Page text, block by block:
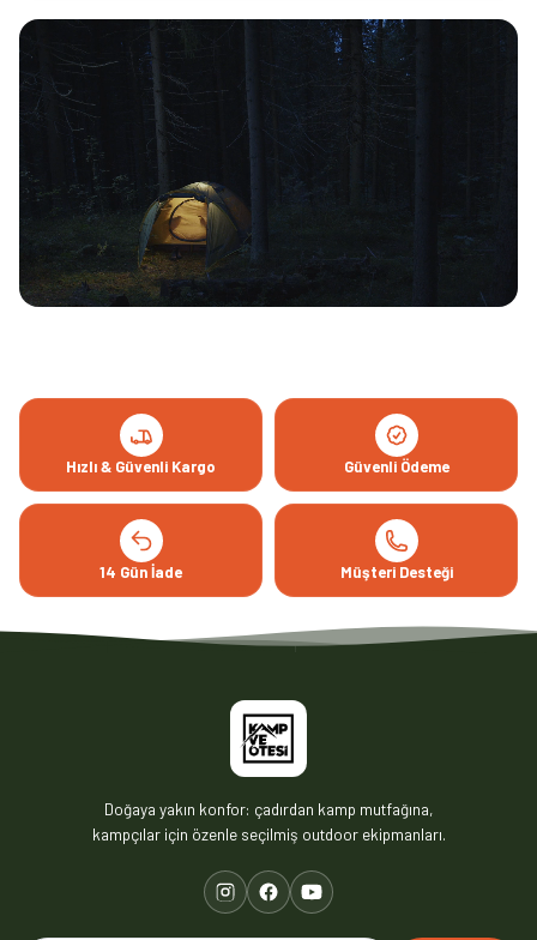
Hızlı & Güvenli Kargo Güvenli Ödeme
14 Gün İade Müşteri Desteği
Doğaya yakın konfor: çadırdan kamp mutfağına,
kampçılar için özenle seçilmiş outdoor ekipmanları.